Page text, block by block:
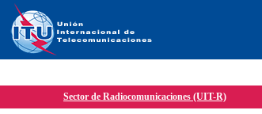
Sector de Radiocomunicaciones (UIT-R)